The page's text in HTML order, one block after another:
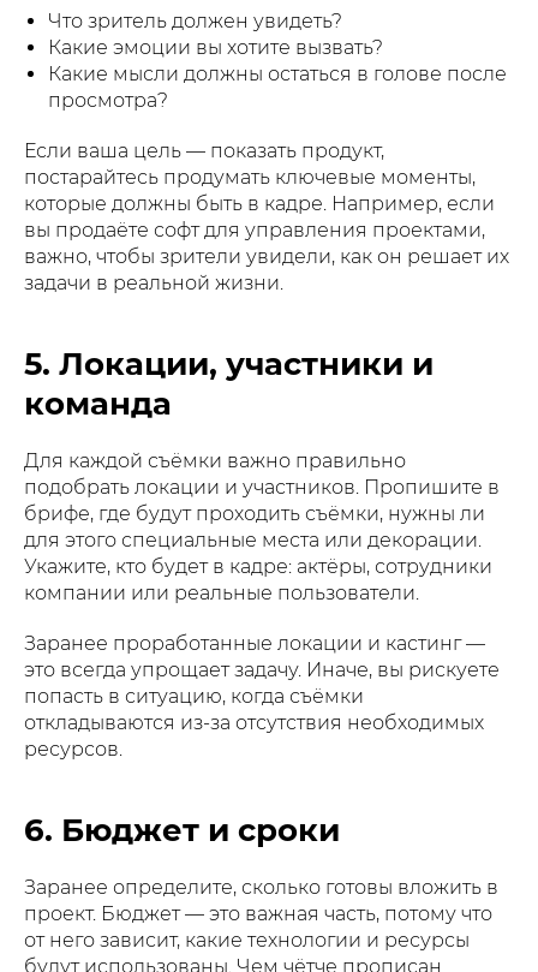
Что зритель должен увидеть?
Какие эмоции вы хотите вызвать?
Какие мысли должны остаться в голове после
просмотра?
Если ваша цель — показать продукт,
постарайтесь продумать ключевые моменты,
которые должны быть в кадре. Например, если
вы продаёте софт для управления проектами,
важно, чтобы зрители увидели, как он решает их
задачи в реальной жизни.
5. Локации, участники и
команда
Для каждой съёмки важно правильно
подобрать локации и участников. Пропишите в
брифе, где будут проходить съёмки, нужны ли
для этого специальные места или декорации.
Укажите, кто будет в кадре: актёры, сотрудники
компании или реальные пользователи.
Заранее проработанные локации и кастинг —
это всегда упрощает задачу. Иначе, вы рискуете
попасть в ситуацию, когда съёмки
откладываются из-за отсутствия необходимых
ресурсов.
6. Бюджет и сроки
Заранее определите, сколько готовы вложить в
проект. Бюджет — это важная часть, потому что
от него зависит, какие технологии и ресурсы
будут использованы. Чем чётче прописан